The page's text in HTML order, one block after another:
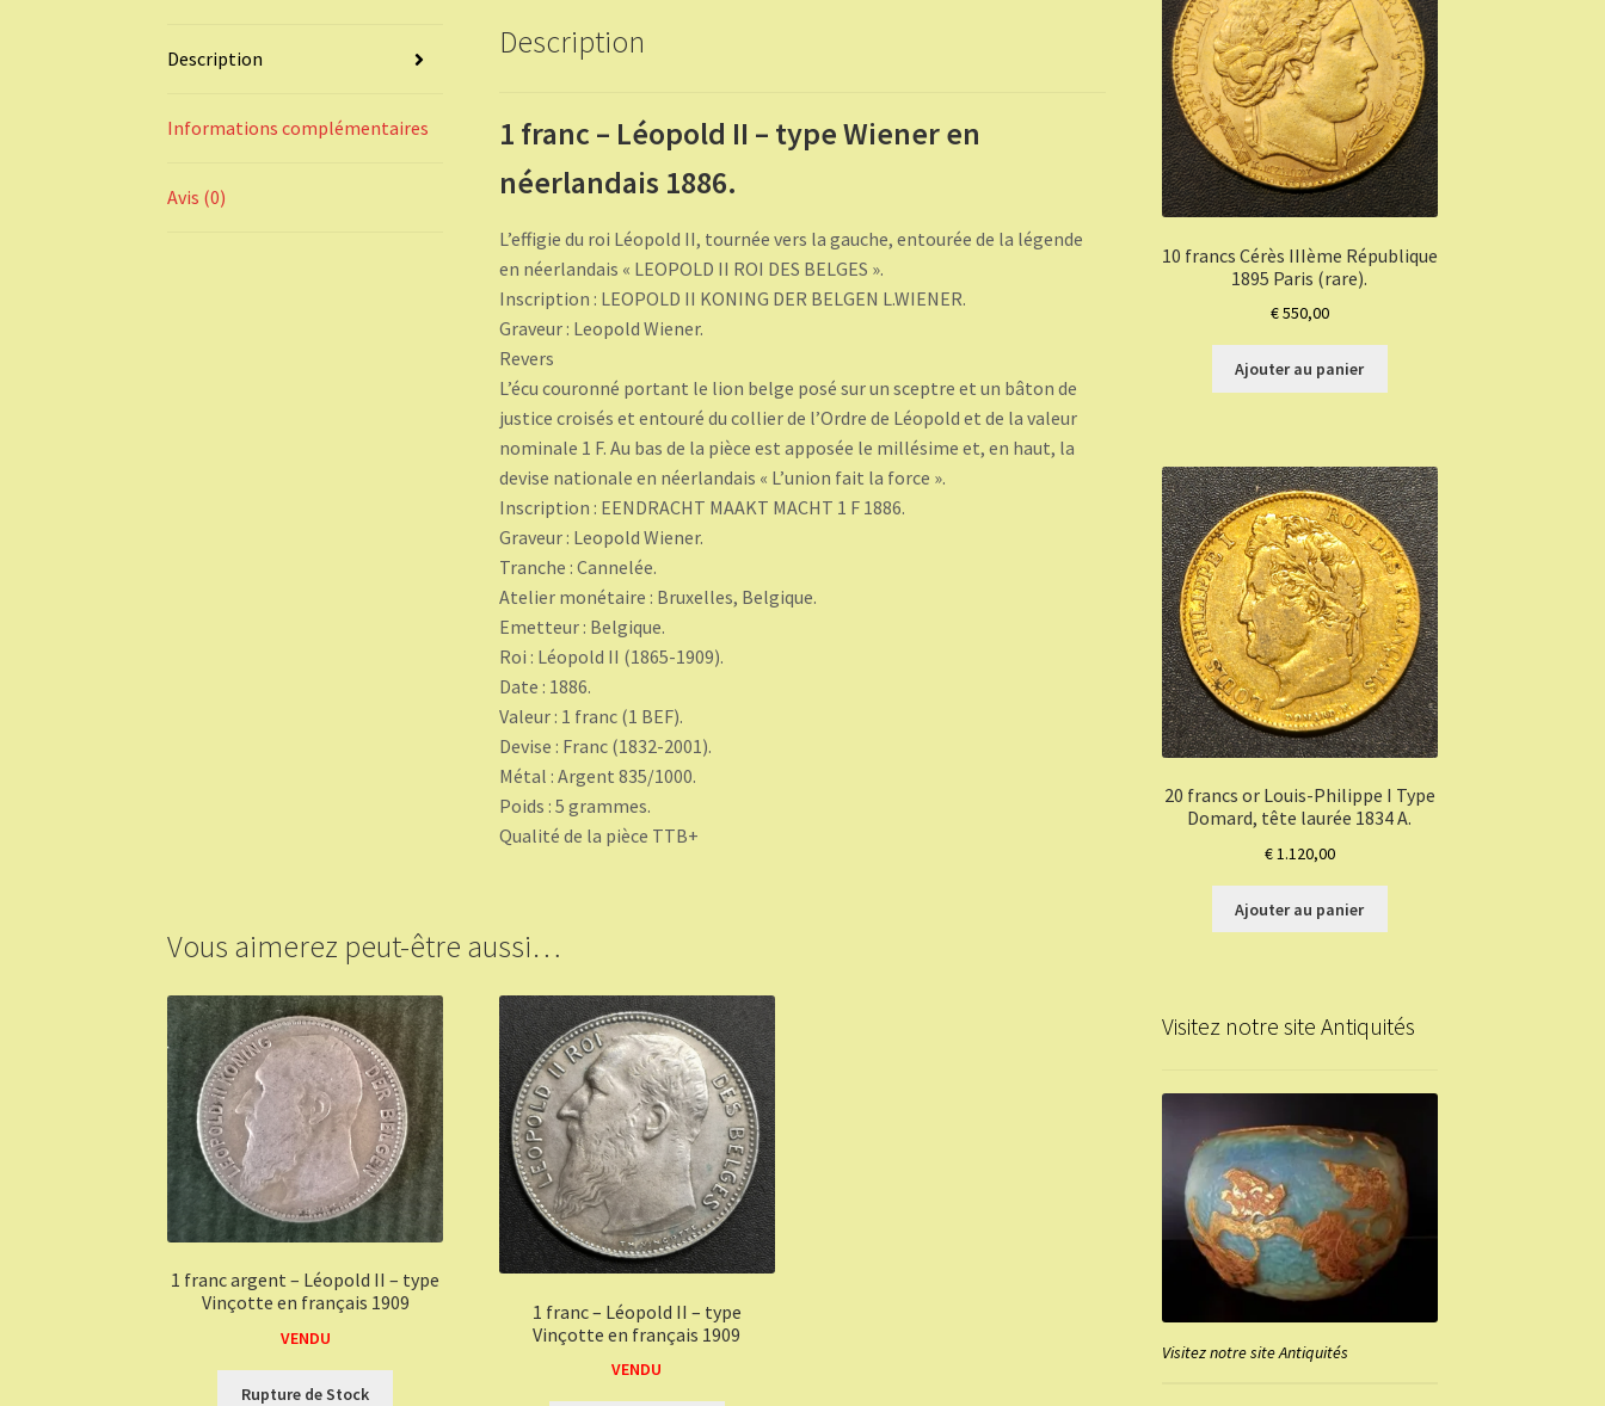
Description
Informations complémentaires
Avis (0)
Description
1 franc – Léopold II – type Wiener en
néerlandais 1886.
L’effigie du roi Léopold II, tournée vers la gauche, entourée de la légende
en néerlandais « LEOPOLD II ROI DES BELGES ».
Inscription : LEOPOLD II KONING DER BELGEN L.WIENER.
Graveur : Leopold Wiener.
Revers
L’écu couronné portant le lion belge posé sur un sceptre et un bâton de
justice croisés et entouré du collier de l’Ordre de Léopold et de la valeur
nominale 1 F. Au bas de la pièce est apposée le millésime et, en haut, la
devise nationale en néerlandais « L’union fait la force ».
Inscription : EENDRACHT MAAKT MACHT 1 F 1886.
Graveur : Leopold Wiener.
Tranche : Cannelée.
Atelier monétaire : Bruxelles, Belgique.
Emetteur : Belgique.
Roi : Léopold II (1865-1909).
Date : 1886.
Valeur : 1 franc (1 BEF).
Devise : Franc (1832-2001).
Métal : Argent 835/1000.
Poids : 5 grammes.
Qualité de la pièce TTB+
Vous aimerez peut-être aussi…
1 franc argent – Léopold II – type
Vinçotte en français 1909
VENDU
Rupture de Stock
1 franc – Léopold II – type
Vinçotte en français 1909
VENDU
10 francs Cérès IIIème République
1895 Paris (rare).
€550,00
Ajouter au panier
20 francs or Louis-Philippe I Type
Domard, tête laurée 1834 A.
€1.120,00
Ajouter au panier
Visitez notre site Antiquités
Visitez notre site Antiquités